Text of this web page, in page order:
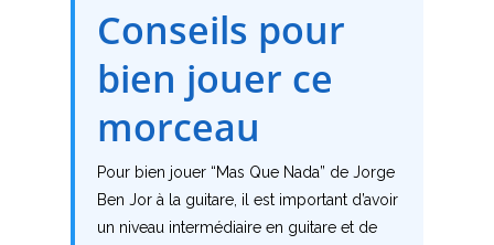
Conseils pour
bien jouer ce
morceau
Pour bien jouer “Mas Que Nada” de Jorge
Ben Jor à la guitare, il est important d’avoir
un niveau intermédiaire en guitare et de
D
E
G
H